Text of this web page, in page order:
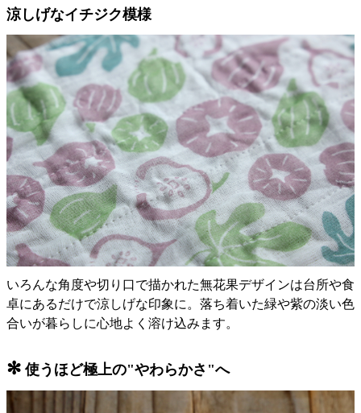
涼しげなイチジク模様
いろんな角度や切り口で描かれた無花果デザインは台所や食
卓にあるだけで涼しげな印象に。落ち着いた緑や紫の淡い色
合いが暮らしに心地よく溶け込みます。
✻ 使うほど極上の"やわらかさ"へ